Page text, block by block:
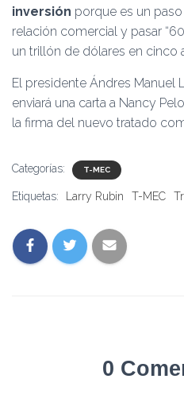
inversión porque es un
relación comercial y pasar
un trillón de dólares en cinco
El presidente Ándres
enviará una carta a Nancy
la firma del nuevo tratado
Categorías: T-MEC
Etiquetas: Larry Rubin T-MEC
0